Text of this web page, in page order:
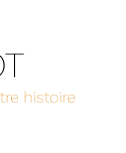
histoire